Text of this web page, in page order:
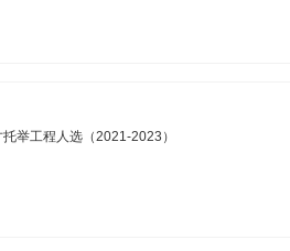
举工程人选（2021-2023）